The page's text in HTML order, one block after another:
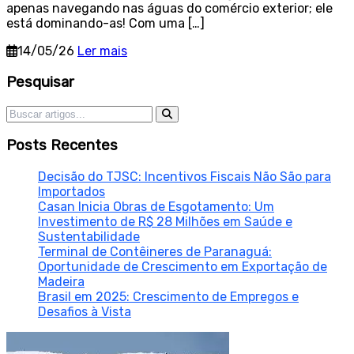
apenas navegando nas águas do comércio exterior; ele
está dominando-as! Com uma […]
14/05/26 Ler mais
Sidebar
Pesquisar
Pesquisar por:
Posts Recentes
Decisão do TJSC: Incentivos Fiscais Não São para
Importados
Casan Inicia Obras de Esgotamento: Um
Investimento de R$ 28 Milhões em Saúde e
Sustentabilidade
Terminal de Contêineres de Paranaguá:
Oportunidade de Crescimento em Exportação de
Madeira
Brasil em 2025: Crescimento de Empregos e
Desafios à Vista